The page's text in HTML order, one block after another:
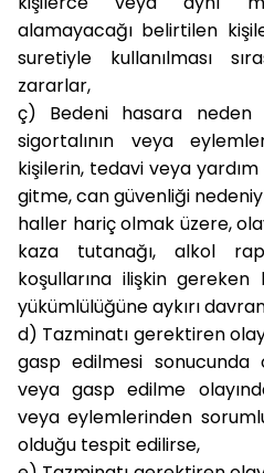
alamayacağı belirtilen
suretiyle kullanılması
zararlar,
ç) Bedeni hasara
sigortalının veya
kişilerin, tedavi veya
gitme, can güvenliği
haller hariç olmak üzere,
kaza tutanağı, alkol
koşullarına ilişkin
yükümlülüğüne aykırı
d) Tazminatı gerektiren
gasp edilmesi sonucunda
veya gasp edilme
veya eylemlerinden
olduğu tespit edilirse,